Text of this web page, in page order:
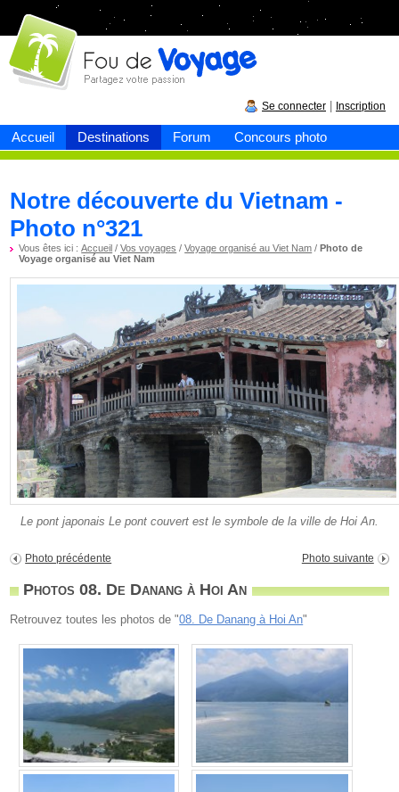
Accueil Destinations Forum Concours photo
Fou devoyage
Se connecter Inscription
Notre découverte du Vietnam -
Photo n°321
Vous êtes ici :Accueil /Vos voyages /Voyage organisé au Viet Nam /Photo de
Voyage organisé au Viet Nam
Le pont japonais Le pont couvert est le symbole de la ville de Hoi An.
Photo précédente Photo suivante
Photos 08. De Danang à Hoi An
Retrouvez toutes les photos de "08. De Danang à Hoi An"